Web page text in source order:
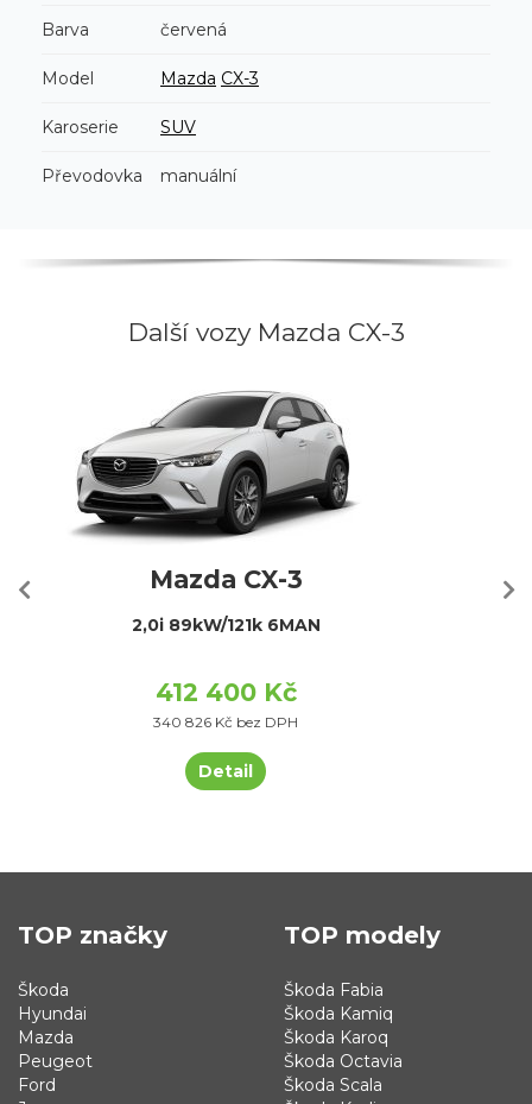
Barva červená
Model Mazda CX-3
Karoserie SUV
Převodovka manuální
Další vozy Mazda CX-3
Mazda CX-3
2,0i 89kW/121k 6MAN
412 400 Kč
340 826 Kč bez DPH
Detail
TOP značky
Škoda
Hyundai
Mazda
Peugeot
Ford
TOP modely
Škoda Fabia
Škoda Kamiq
Škoda Karoq
Škoda Octavia
Škoda Scala